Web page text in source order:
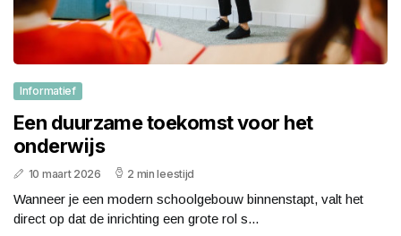
Informatief
Een duurzame toekomst voor het
onderwijs
10 maart 2026 2 min leestijd
Wanneer je een modern schoolgebouw binnenstapt, valt het
direct op dat de inrichting een grote rol s...